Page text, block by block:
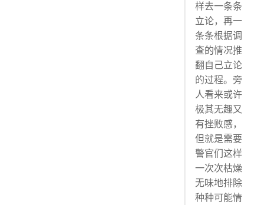
样去一条条
立论，再一
条条根据调
查的情况推
翻自己立论
的过程。旁
人看来或许
极其无趣又
有挫败感，
但就是需要
警官们这样
一次次枯燥
无味地排除
种种可能情